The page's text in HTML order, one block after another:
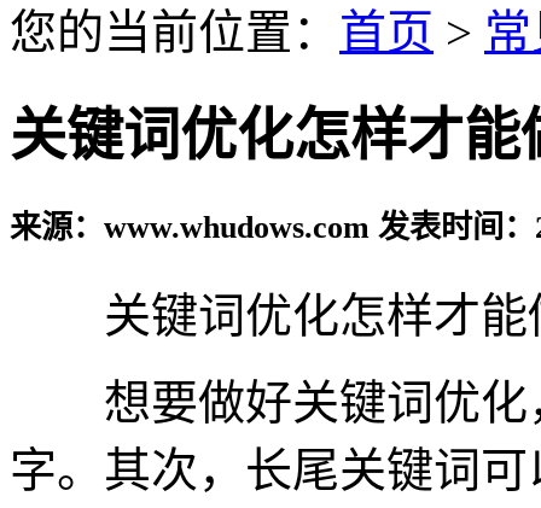
您的当前位置： 首页 >
关键词优化怎样才能
来源：www.whudows.com 发表时间：
关键词优化怎样才能
想要做好关键词优化
字。其次，长尾关键词